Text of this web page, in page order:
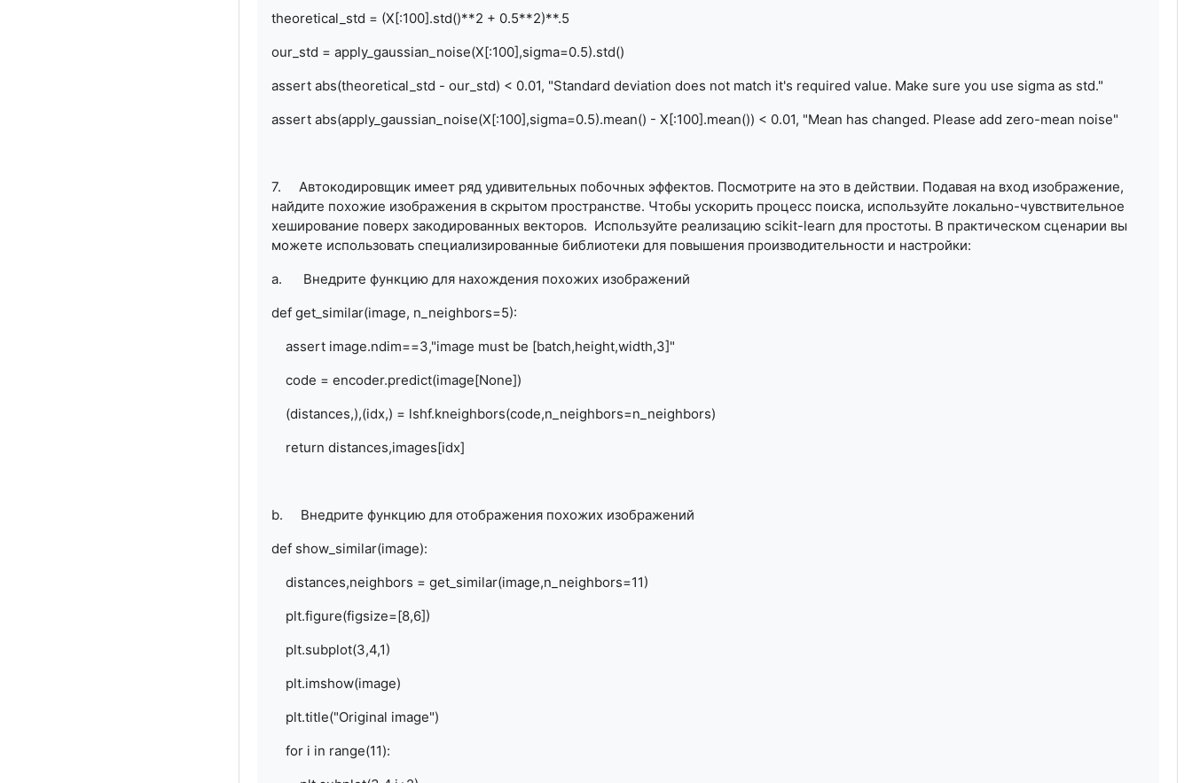
theoretical_std = (X[:100].std()**2 + 0.5**2)**.5
our_std = apply_gaussian_noise(X[:100],sigma=0.5).std()
assert abs(theoretical_std - our_std) < 0.01, "Standard deviation does not match it's required value. Make sure you use sigma as std."
assert abs(apply_gaussian_noise(X[:100],sigma=0.5).mean() - X[:100].mean()) < 0.01, "Mean has changed. Please add zero-mean noise"
7. Автокодировщик имеет ряд удивительных побочных эффектов. Посмотрите на это в действии. Подавая на вход изображение,
найдите похожие изображения в скрытом пространстве. Чтобы ускорить процесс поиска, используйте локально-чувствительное
хеширование поверх закодированных векторов. Используйте реализацию scikit-learn для простоты. В практическом сценарии вы
можете использовать специализированные библиотеки для повышения производительности и настройки:
a. Внедрите функцию для нахождения похожих изображений
def get_similar(image, n_neighbors=5):
assert image.ndim==3,"image must be [batch,height,width,3]"
code = encoder.predict(image[None])
(distances,),(idx,) = lshf.kneighbors(code,n_neighbors=n_neighbors)
return distances,images[idx]
b. Внедрите функцию для отображения похожих изображений
def show_similar(image):
distances,neighbors = get_similar(image,n_neighbors=11)
plt.figure(figsize=[8,6])
plt.subplot(3,4,1)
plt.imshow(image)
plt.title("Original image")
for i in range(11):